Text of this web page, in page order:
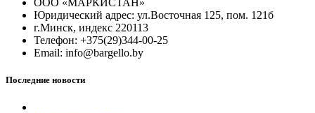
Юридический адрес: ул.Восточная 125, пом. 121б
г.Минск, индекс 220113
Телефон: +375(29)344-00-25
Email: info@bargello.by
Последние новости